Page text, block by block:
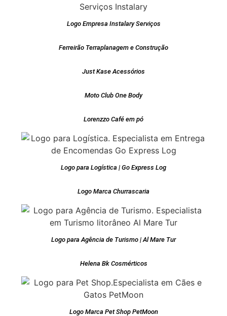
Logo Empresa Instalary Serviços
Ferreirão Terraplanagem e Construção
Just Kase Acessórios
Moto Club One Body
Lorenzzo Café em pó
Logo para Logística | Go Express Log
Logo Marca Churrascaria
Logo para Agência de Turismo | Al Mare Tur
Helena Bk Cosmérticos
Logo Marca Pet Shop PetMoon